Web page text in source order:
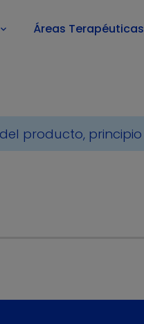
keyboard_arrow_down Áreas Terapéuticas